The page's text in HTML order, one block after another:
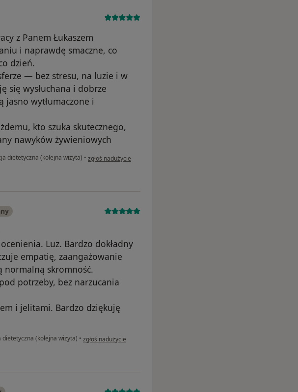
z Panem Łukaszem
i naprawdę smaczne, co
dzień.
— bez stresu, na luzie i w
się wysłuchana i dobrze
jasno wytłumaczone i
kto szuka skutecznego,
nawyków żywieniowych
dietetyczna (kolejna wizyta) • w opinii użytkownika Asia
zgłoś nadużycie
Luz. Bardzo dokładny
empatię, zaangażowanie
normalną skromność.
potrzeby, bez narzucania
i jelitami. Bardzo dziękuję
dietetyczna (kolejna wizyta) • w opinii użytkownika Hubert L
zgłoś nadużycie